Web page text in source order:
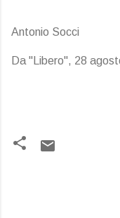
Antonio Socci
Da "Libero", 28